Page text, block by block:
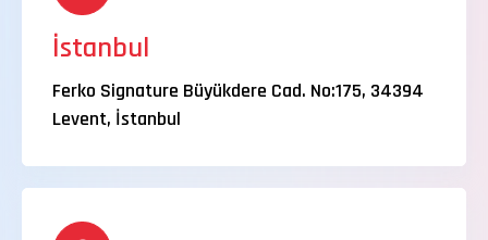
İstanbul
Ferko Signature Büyükdere Cad. No:175, 34394
Levent, İstanbul